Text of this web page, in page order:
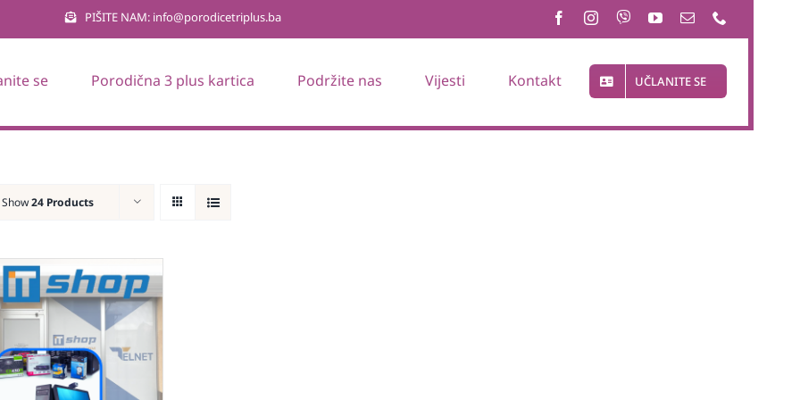
PIŠITE NAM: info@porodicetriplus.ba
se Porodična 3 plus kartica Podržite nas Vijesti Kontakt UČLANITE SE
Show24 Products